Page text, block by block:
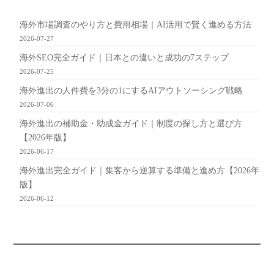
海外市場調査のやり方と費用相場｜AI活用で賢く進める方法
2026-07-27
海外SEO完全ガイド｜日本との違いと成功の7ステップ
2026-07-25
海外進出の人件費を3分の1にするAIアウトソーシング戦略
2026-07-06
海外進出の補助金・助成金ガイド｜制度の探し方と選び方
【2026年版】
2026-06-17
海外進出完全ガイド｜集客から逆算する準備と進め方【2026年
版】
2026-06-12